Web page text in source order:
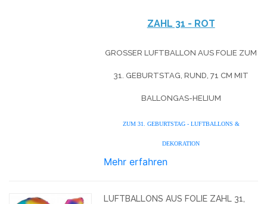
ZAHL 31 - ROT
GROSSER LUFTBALLON AUS FOLIE ZUM 3
1. GEBURTSTAG, RUND, 71 CM MIT B
ALLONGAS-HELIUM
ZUM 31. GEBURTSTAG - LUFTBALLONS &
DEKORATION
Mehr erfahren
LUFTBALLONS AUS FOLIE ZAHL 31,